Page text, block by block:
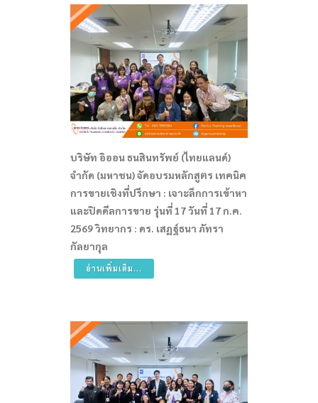
บริษัท อิออน ธนสินทรัพย์ (ไทยแลนด์)
จำกัด (มหาชน) จัดอบรมหลักสูตร เทคนิค
การขายเชิงที่ปรึกษา : เจาะลึกการเข้าหา
และปิดดีลการขาย รุ่นที่ 17 วันที่ 17 ก.ค.
2569 วิทยากร : ดร. เสฏฐ์ธนา ภัทรา
กัลยากุล
อ่านเพิ่มเติม...